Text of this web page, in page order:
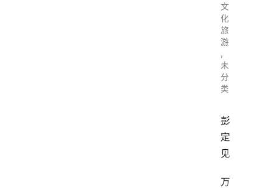
文
化
旅
游
,
未
分
类
彭
定
见
万